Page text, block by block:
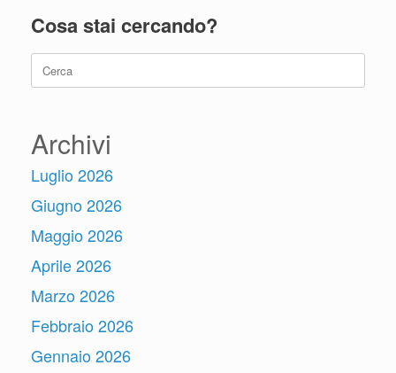
Cosa stai cercando?
Ricerca
per:
Archivi
Luglio 2026
Giugno 2026
Maggio 2026
Aprile 2026
Marzo 2026
Febbraio 2026
Gennaio 2026